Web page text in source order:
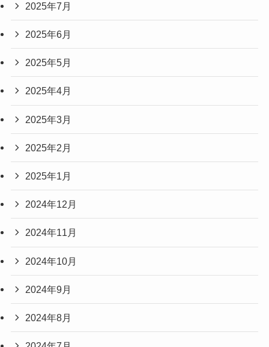
2025年7月
2025年6月
2025年5月
2025年4月
2025年3月
2025年2月
2025年1月
2024年12月
2024年11月
2024年10月
2024年9月
2024年8月